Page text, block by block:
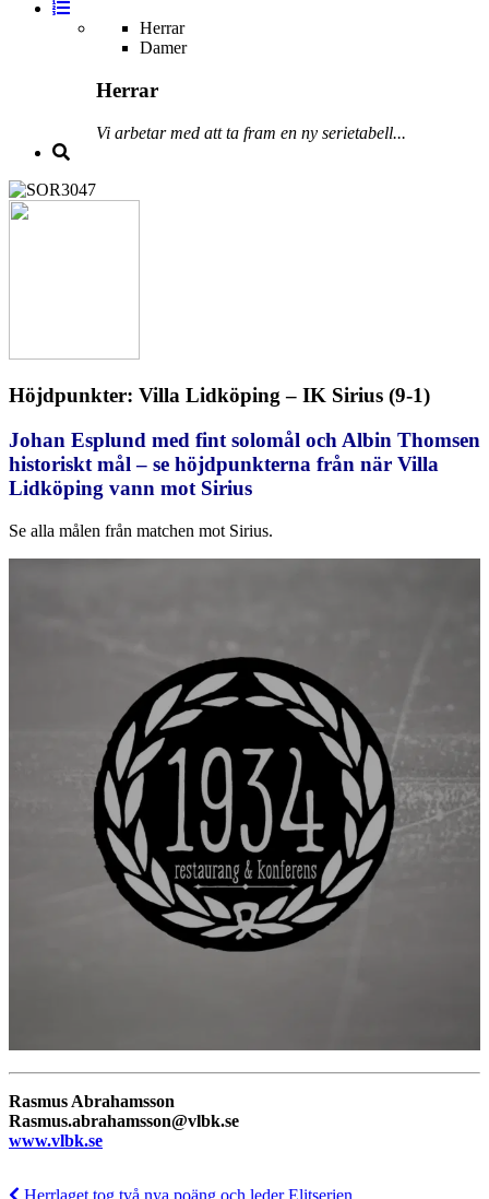
Herrar
Damer
Herrar
Vi arbetar med att ta fram en ny serietabell...
Höjdpunkter: Villa Lidköping – IK Sirius (9-1)
Johan Esplund med fint solomål och Albin Thomsen
historiskt mål – se höjdpunkterna från när Villa
Lidköping vann mot Sirius
Se alla målen från matchen mot Sirius.
Rasmus Abrahamsson
Rasmus.abrahamsson@vlbk.se
www.vlbk.se
Herrlaget tog två nya poäng och leder Elitserien